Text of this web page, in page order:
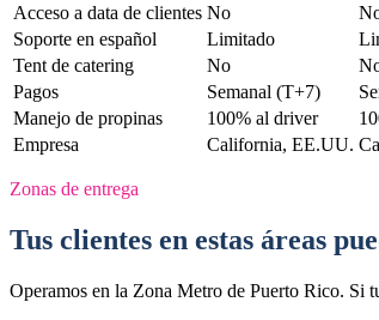
Acceso a data de clientes No
Soporte en español
Limitado
Tent de catering
No
Pagos
Semanal (T+7)
Manejo de propinas
100% al driver
Empresa
California, EE.UU.
Zonas de entrega
Tus clientes en estas áreas
Operamos en la Zona Metro de Puerto Rico. Si